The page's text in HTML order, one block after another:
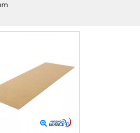
Zoom